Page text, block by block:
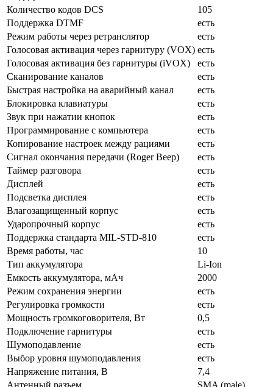
Количество кодов DCS
105
Поддержка DTMF
есть
Режим работы через ретранслятор
есть
Голосовая активация через гарнитуру (VOX) есть
Голосовая активация без гарнитуры (iVOX)
есть
Сканирование каналов
есть
Быстрая настройка на аварийный канал
есть
Блокировка клавиатуры
есть
Звук при нажатии кнопок
есть
Программирование с компьютера
есть
Копирование настроек между рациями
есть
Сигнал окончания передачи (Roger Beep)
есть
Таймер разговора
есть
Дисплей
есть
Подсветка дисплея
есть
Влагозащищенный корпус
есть
Ударопрочный корпус
есть
Поддержка стандарта MIL-STD-810
есть
Время работы, час
10
Тип аккумулятора
Li-Ion
Емкость аккумулятора, мАч
2000
Режим сохранения энергии
есть
Регулировка громкости
есть
Мощность громкоговорителя, Вт
0,5
Подключение гарнитуры
есть
Шумоподавление
есть
Выбор уровня шумоподавления
есть
Нaпряжение питaния, В
7,4
Антенный разъем
SMA (male)